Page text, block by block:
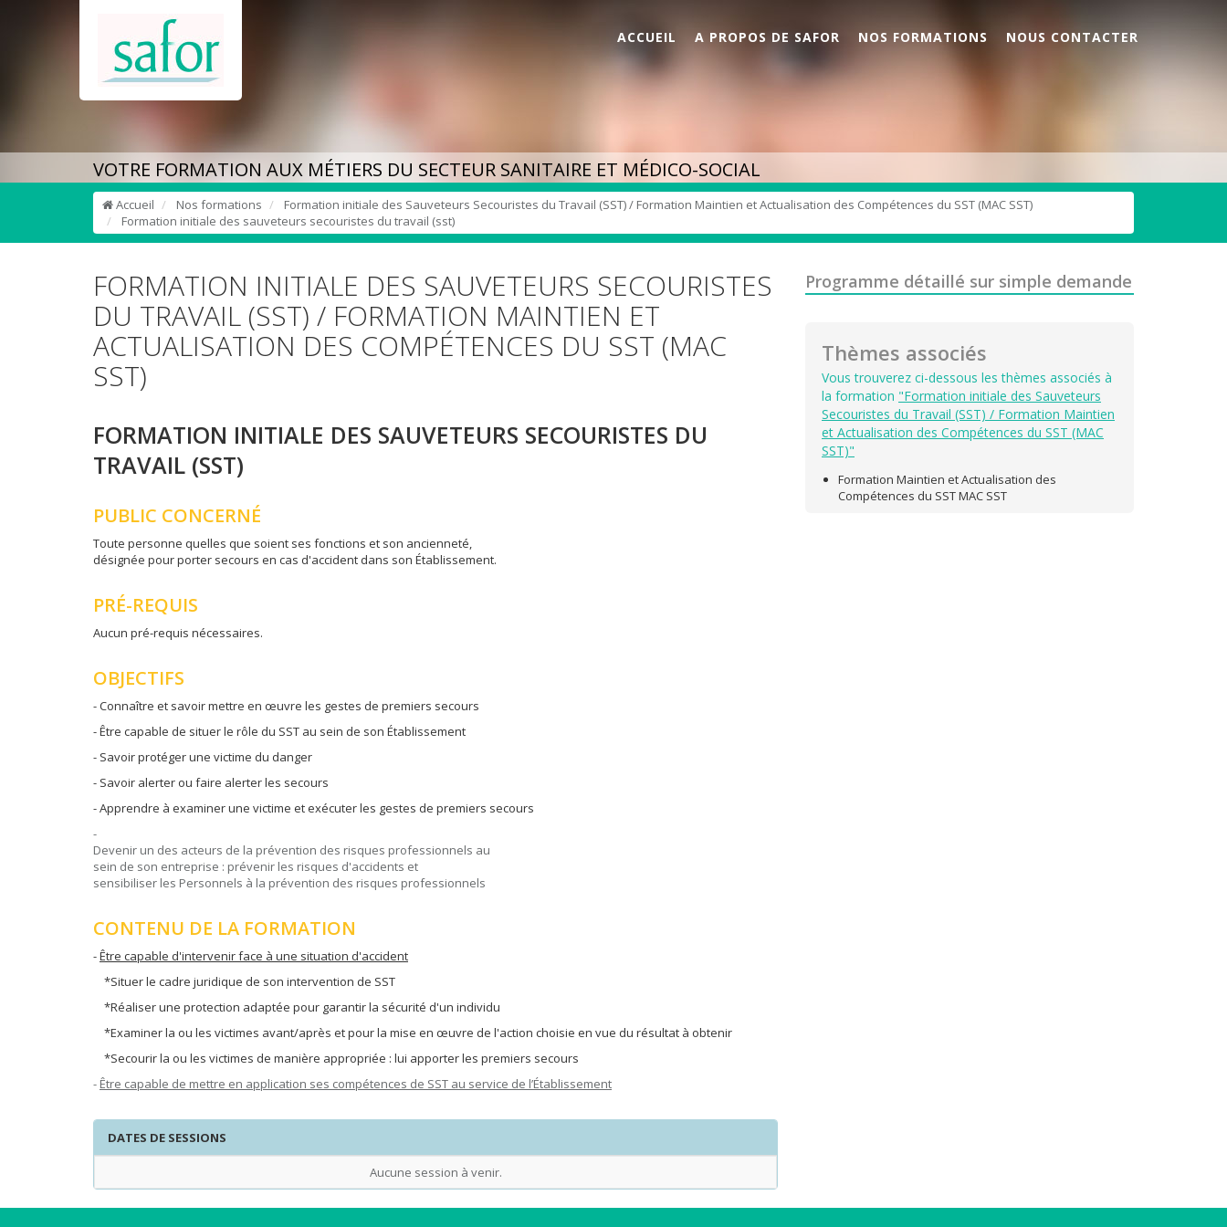
ACCUEIL A PROPOS DE SAFOR NOS FORMATIONS NOUS CONTACTER
VOTRE FORMATION AUX MÉTIERS DU SECTEUR SANITAIRE ET MÉDICO-SOCIAL
Accueil Nos formations
Formation initiale des Sauveteurs Secouristes du Travail (SST) / Formation Maintien et Actualisation des Compétences du SST (MAC SST)
Formation initiale des sauveteurs secouristes du travail (sst)
FORMATION INITIALE DES SAUVETEURS SECOURISTES
DU TRAVAIL (SST) / FORMATION MAINTIEN ET
ACTUALISATION DES COMPÉTENCES DU SST (MAC
SST)
FORMATION INITIALE DES SAUVETEURS SECOURISTES DU
TRAVAIL (SST)
PUBLIC CONCERNÉ
Toute personne quelles que soient ses fonctions et son ancienneté,
désignée pour porter secours en cas d'accident dans son Établissement.
PRÉ-REQUIS
Aucun pré-requis nécessaires.
OBJECTIFS
- Connaître et savoir mettre en œuvre les gestes de premiers secours
- Être capable de situer le rôle du SST au sein de son Établissement
- Savoir protéger une victime du danger
- Savoir alerter ou faire alerter les secours
- Apprendre à examiner une victime et exécuter les gestes de premiers secours
-
Devenir un des acteurs de la prévention des risques professionnels au
sein de son entreprise : prévenir les risques d'accidents et
sensibiliser les Personnels à la prévention des risques professionnels
CONTENU DE LA FORMATION
-Être capable d'intervenir face à une situation d'accident
*Situer le cadre juridique de son intervention de SST
*Réaliser une protection adaptée pour garantir la sécurité d'un individu
*Examiner la ou les victimes avant/après et pour la mise en œuvre de l'action choisie en vue du résultat à obtenir
*Secourir la ou les victimes de manière appropriée : lui apporter les premiers secours
- Être capable de mettre en application ses compétences de SST au service de l’Établissement
DATES DE SESSIONS
Aucune session à venir.
Programme détaillé sur simple demande
Thèmes associés
Vous trouverez ci-dessous les thèmes associés à
la formation "Formation initiale des Sauveteurs
Secouristes du Travail (SST) / Formation Maintien
et Actualisation des Compétences du SST (MAC
SST)"
Formation Maintien et Actualisation des
Compétences du SST MAC SST